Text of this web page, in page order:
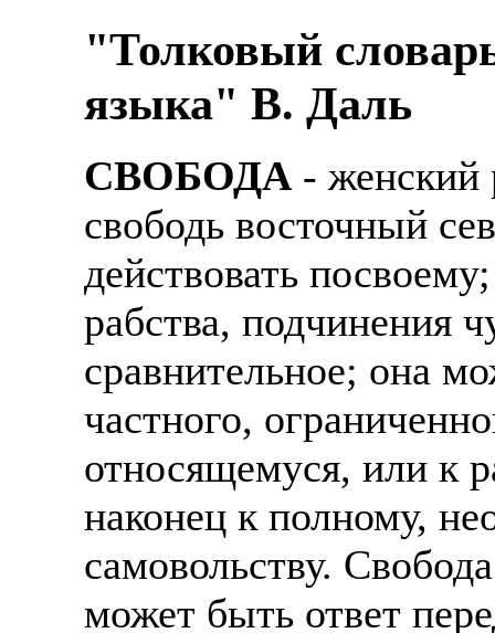
"Толковый
языка" В. Даль
СВОБОДА- женский
свободь восточный
действовать
рабства, подчинения
сравнительное; она
частного,
относящемуся, или к
наконец к полному,
самовольству.
может быть ответ